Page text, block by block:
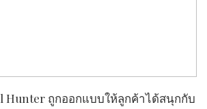
Hunter ถูกออกแบบให้ลูกค้าได้สนุกกับ